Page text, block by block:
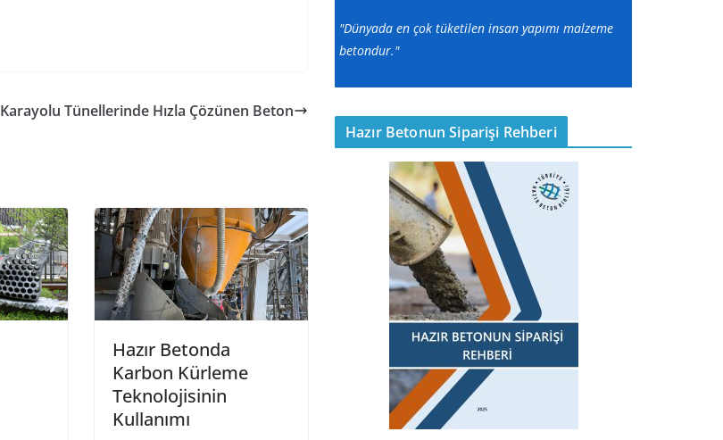
Karayolu Tünellerinde Hızla Çözünen Beton
Hazır Betonda
Karbon Kürleme
Teknolojisinin
Kullanımı
"Dünyada en çok tüketilen insan yapımı malzeme
betondur."
Hazır Betonun Siparişi Rehberi